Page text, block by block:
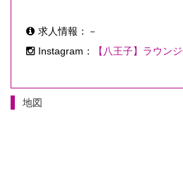
求人情報：－
Instagram：
【八王子】ラウン
地図